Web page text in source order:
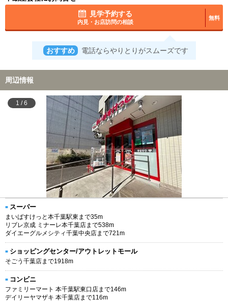
見学予約する
内見・お店訪問の相談
無料
おすすめ 電話ならやりとりがスムーズです
周辺情報
1 / 6
スーパー
まいばすけっと本千葉駅東まで35m
リブレ京成 ミナーレ本千葉店まで538m
ダイエーグルメシティ千葉中央店まで721m
ショッピングセンター/アウトレットモール
そごう千葉店まで1918m
コンビニ
ファミリーマート 本千葉駅東口店まで146m
デイリーヤマザキ 本千葉店まで116m